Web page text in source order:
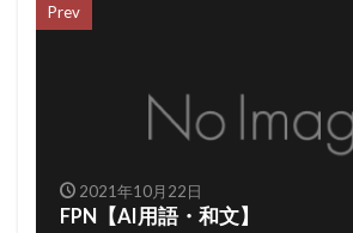
Prev
2021年10月22日
FPN【AI用語・和文】